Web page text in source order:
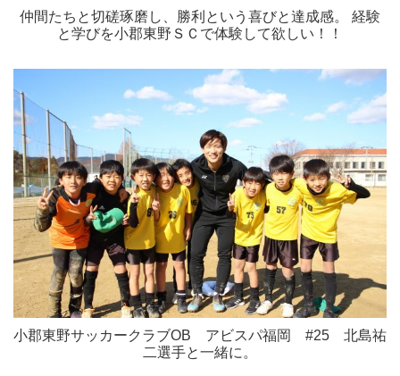
仲間たちと切磋琢磨し、勝利という喜びと達成感。 経験
と学びを小郡東野ＳＣで体験して欲しい！！
小郡東野サッカークラブOB アビスパ福岡 #25 北島祐
二選手と一緒に。